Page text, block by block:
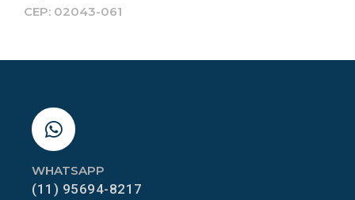
CEP: 02043-061
WHATSAPP
(11) 95694-8217